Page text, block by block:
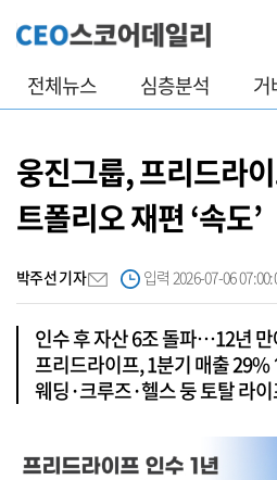
전체뉴스 심층분석 거
웅진그룹, 프리드라
트폴리오 재편 ‘속도’
박주선 기자 입력 2026-07-06
인수 후 자산 6조 돌파…12년
프리드라이프, 1분기 매출
웨딩·크루즈·헬스 둥 토탈 라